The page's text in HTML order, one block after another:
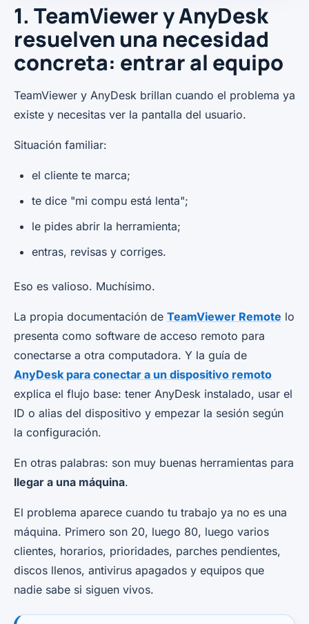
1. TeamViewer y AnyDesk
resuelven una necesidad
concreta: entrar al equipo
TeamViewer y AnyDesk brillan cuando el problema ya
existe y necesitas ver la pantalla del usuario.
Situación familiar:
el cliente te marca;
te dice "mi compu está lenta";
le pides abrir la herramienta;
entras, revisas y corriges.
Eso es valioso. Muchísimo.
La propia documentación de TeamViewer Remote lo
presenta como software de acceso remoto para
conectarse a otra computadora. Y la guía de
AnyDesk para conectar a un dispositivo remoto
explica el flujo base: tener AnyDesk instalado, usar el
ID o alias del dispositivo y empezar la sesión según
la configuración.
En otras palabras: son muy buenas herramientas para
llegar a una máquina.
El problema aparece cuando tu trabajo ya no es una
máquina. Primero son 20, luego 80, luego varios
clientes, horarios, prioridades, parches pendientes,
discos llenos, antivirus apagados y equipos que
nadie sabe si siguen vivos.